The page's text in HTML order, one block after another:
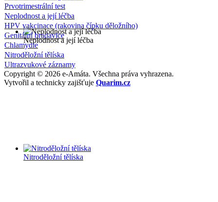
Neplodnost a její léčba
Nitroděložní tělíska
Prvotrimestrální test
Neplodnost a její léčba
HPV vakcinace (rakovina čípku děložního)
Genitální bradavice
Chlamydie
Nitroděložní tělíska
Ultrazvukové záznamy
Copyright © 2026 e-Amáta. Všechna práva vyhrazena.
Vytvořil a technicky zajišťuje Quarim.cz